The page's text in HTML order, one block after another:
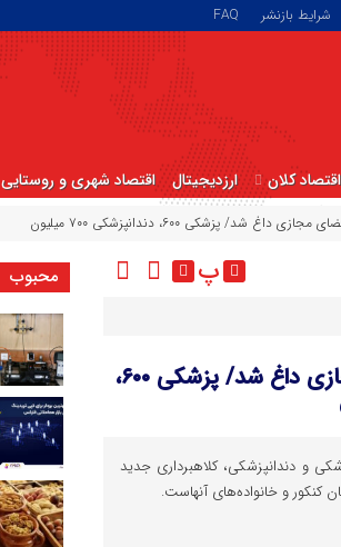
شرایط بازنشر FAQ
اقتصاد کلان ارزدیجیتال اقتصاد شهری و روستایی
پزشکی ۶۰۰، دندانپزشکی ۷۰۰ میلیون
پ
بازار دروغین فروش صندلی دانشگاه در فضای مجازی داغ شد/ پزشکی ۶۰۰،
و دندانپزشکی، کلاهبرداری جدید
کنکور و خانواده‌های آنهاست.
محبوب